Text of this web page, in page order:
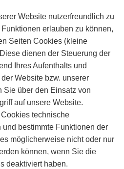
Website nutzerfreundlich zu
erlauben zu können,
Seiten Cookies (kleine
dienen der Steuerung der
Ihres Aufenthalts und
Website bzw. unserer
Sie über den Einsatz von
auf unsere Website.
technische
und bestimmte Funktionen der
möglicherweise nicht oder nur
können, wenn Sie die
deaktiviert haben.